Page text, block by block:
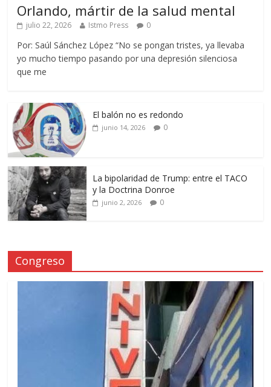
Orlando, mártir de la salud mental
julio 22, 2026 Istmo Press 0
Por: Saúl Sánchez López “No se pongan tristes, ya llevaba
yo mucho tiempo pasando por una depresión silenciosa
que me
El balón no es redondo
junio 14, 2026 0
La bipolaridad de Trump: entre el TACO
y la Doctrina Donroe
junio 2, 2026 0
Congreso